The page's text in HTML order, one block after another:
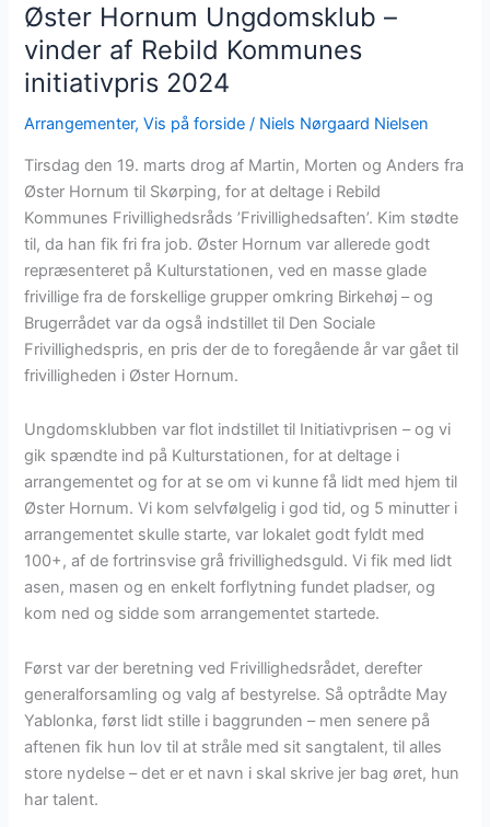
Øster Hornum Ungdomsklub –
vinder af Rebild Kommunes
initiativpris 2024
Arrangementer,Vis på forside / Niels Nørgaard Nielsen
Tirsdag den 19. marts drog af Martin, Morten og Anders fra
Øster Hornum til Skørping, for at deltage i Rebild
Kommunes Frivillighedsråds ’Frivillighedsaften’. Kim stødte
til, da han fik fri fra job. Øster Hornum var allerede godt
repræsenteret på Kulturstationen, ved en masse glade
frivillige fra de forskellige grupper omkring Birkehøj – og
Brugerrådet var da også indstillet til Den Sociale
Frivillighedspris, en pris der de to foregående år var gået til
frivilligheden i Øster Hornum.
Ungdomsklubben var flot indstillet til Initiativprisen – og vi
gik spændte ind på Kulturstationen, for at deltage i
arrangementet og for at se om vi kunne få lidt med hjem til
Øster Hornum. Vi kom selvfølgelig i god tid, og 5 minutter i
arrangementet skulle starte, var lokalet godt fyldt med
100+, af de fortrinsvise grå frivillighedsguld. Vi fik med lidt
asen, masen og en enkelt forflytning fundet pladser, og
kom ned og sidde som arrangementet startede.
Først var der beretning ved Frivillighedsrådet, derefter
generalforsamling og valg af bestyrelse. Så optrådte May
Yablonka, først lidt stille i baggrunden – men senere på
aftenen fik hun lov til at stråle med sit sangtalent, til alles
store nydelse – det er et navn i skal skrive jer bag øret, hun
har talent.